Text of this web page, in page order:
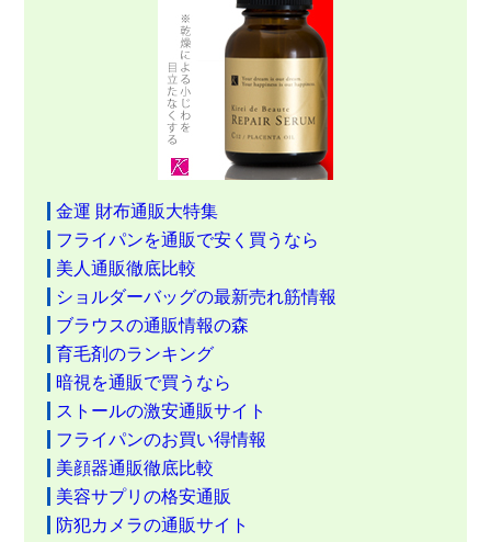
金運 財布通販大特集
フライパンを通販で安く買うなら
美人通販徹底比較
ショルダーバッグの最新売れ筋情報
ブラウスの通販情報の森
育毛剤のランキング
暗視を通販で買うなら
ストールの激安通販サイト
フライパンのお買い得情報
美顔器通販徹底比較
美容サプリの格安通販
防犯カメラの通販サイト